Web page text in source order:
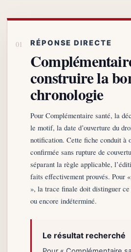
RÉPONSE DIRECTE
construire la
chronologie
Pour Complémentaire santé, la
le motif, la date d’ouverture du
notification. Cette fiche conduit à
confirmée sans rupture de
séparant la règle applicable,
faits effectivement prouvés. Pour
», la trace finale doit distinguer
ou encore indéterminé.
Le résultat recherché